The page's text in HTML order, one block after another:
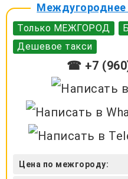
Только МЕЖГОРОД
Дешевое такси
☎ +7
Цена по межгороду: